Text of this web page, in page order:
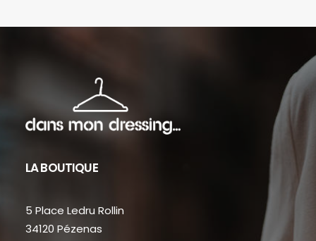
LA BOUTIQUE
5 Place Ledru Rollin
34120 Pézenas